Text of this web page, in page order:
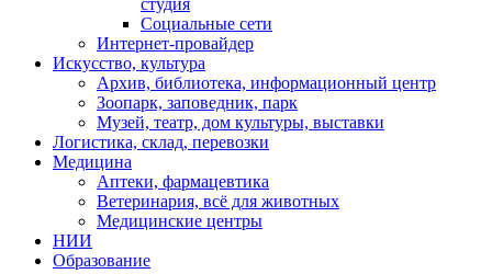
студия
Социальные сети
Интернет-провайдер
Искусство, культура
Архив, библиотека, информационный центр
Зоопарк, заповедник, парк
Музей, театр, дом культуры, выставки
Логистика, склад, перевозки
Медицина
Аптеки, фармацевтика
Ветеринария, всё для животных
Медицинские центры
НИИ
Образование